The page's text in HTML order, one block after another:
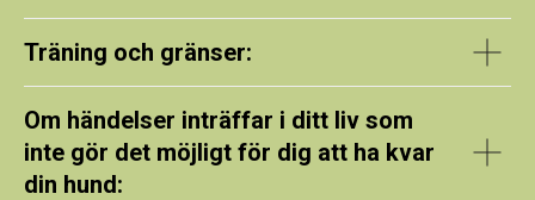
Träning och gränser:
Om händelser inträffar i ditt liv som
inte gör det möjligt för dig att ha kvar
din hund: